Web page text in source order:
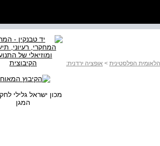
הפלסטינית > אופציה ירדנית:
מכון ישראל גלילי
המגן